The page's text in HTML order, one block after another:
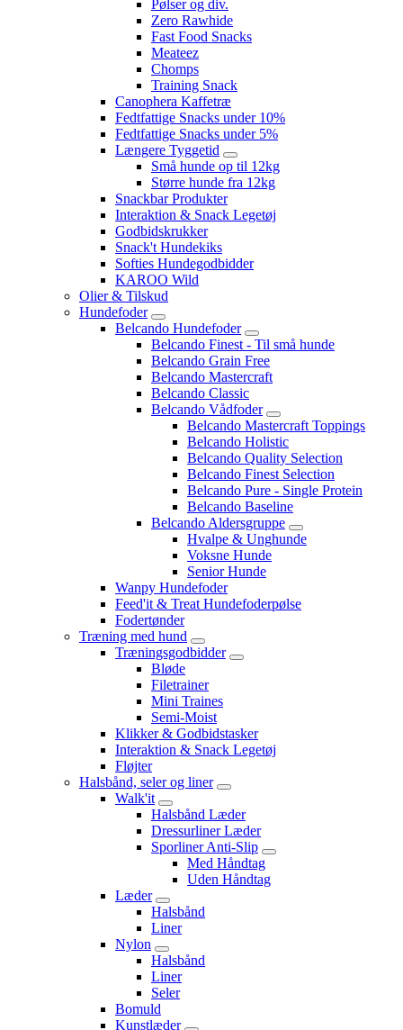
Pølser og div.
Zero Rawhide
Fast Food Snacks
Meateez
Chomps
Training Snack
Canophera Kaffetræ
Fedtfattige Snacks under 10%
Fedtfattige Snacks under 5%
Længere Tyggetid
Små hunde op til 12kg
Større hunde fra 12kg
Snackbar Produkter
Interaktion & Snack Legetøj
Godbidskrukker
Snack't Hundekiks
Softies Hundegodbidder
KAROO Wild
Olier & Tilskud
Hundefoder
Belcando Hundefoder
Belcando Finest - Til små hunde
Belcando Grain Free
Belcando Mastercraft
Belcando Classic
Belcando Vådfoder
Belcando Mastercraft Toppings
Belcando Holistic
Belcando Quality Selection
Belcando Finest Selection
Belcando Pure - Single Protein
Belcando Baseline
Belcando Aldersgruppe
Hvalpe & Unghunde
Voksne Hunde
Senior Hunde
Wanpy Hundefoder
Feed'it & Treat Hundefoderpølse
Fodertønder
Træning med hund
Træningsgodbidder
Bløde
Filetrainer
Mini Traines
Semi-Moist
Klikker & Godbidstasker
Interaktion & Snack Legetøj
Fløjter
Halsbånd, seler og liner
Walk'it
Halsbånd Læder
Dressurliner Læder
Sporliner Anti-Slip
Med Håndtag
Uden Håndtag
Læder
Halsbånd
Liner
Nylon
Halsbånd
Liner
Seler
Bomuld
Kunstlæder